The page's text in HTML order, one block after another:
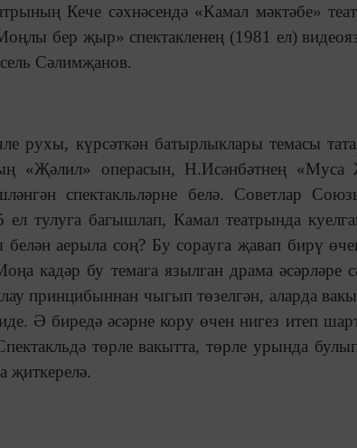
Кече сәхнәсендә «Камал мәктәбе»
бер җыр» спектакленең (1981 ел)
Сәлимҗанов.
рухы, күрсәткән батырлыклары темасы
«Җәлил» операсын, Н.Исәнбәтнең «Муса
спектакльләрне белә. Советлар
тулуга багышлап, Камал театрында
белән аерыла соң? Бу сорауга җавап бирү
кадәр бу темага язылган драма әсәрләре
принцибыннан чыгып төзелгән, аларда
Ә биредә әсәрне кору өчен нигез итеп
төрле вакытта, төрле урында
җиткерелә.